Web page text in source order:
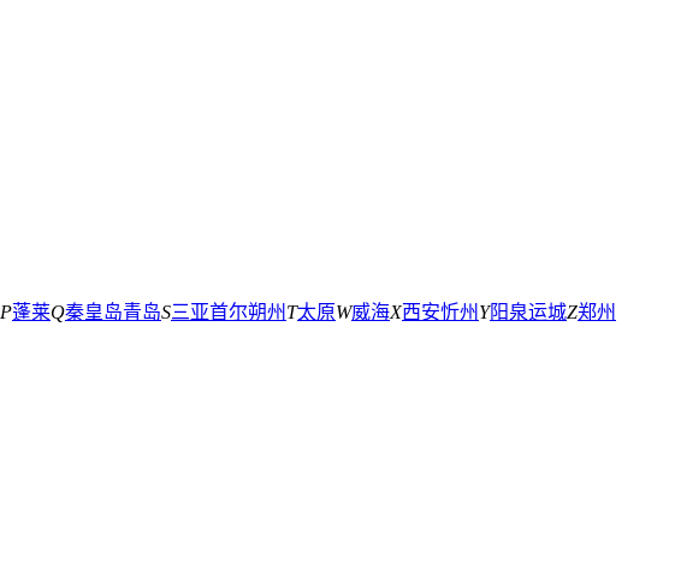
P蓬莱Q秦皇岛青岛S三亚首尔朔州 T太原W威海X西安忻州 Y阳泉运城Z郑州